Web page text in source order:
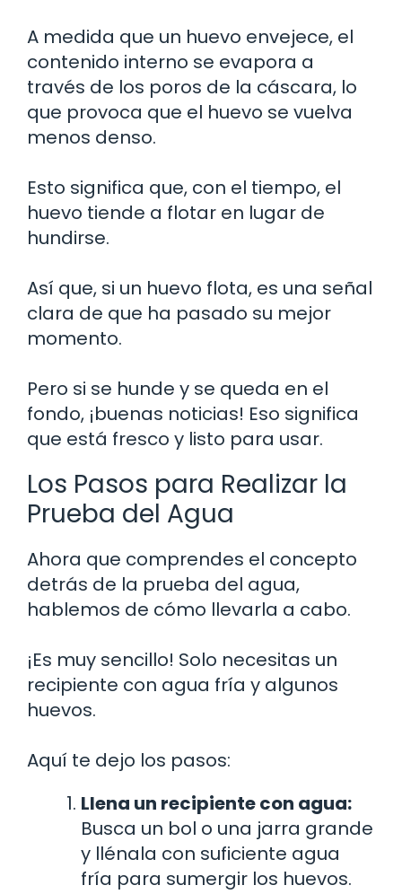
A medida que un huevo envejece, el
contenido interno se evapora a
través de los poros de la cáscara, lo
que provoca que el huevo se vuelva
menos denso.
Esto significa que, con el tiempo, el
huevo tiende a flotar en lugar de
hundirse.
Así que, si un huevo flota, es una señal
clara de que ha pasado su mejor
momento.
Pero si se hunde y se queda en el
fondo, ¡buenas noticias! Eso significa
que está fresco y listo para usar.
Los Pasos para Realizar la
Prueba del Agua
Ahora que comprendes el concepto
detrás de la prueba del agua,
hablemos de cómo llevarla a cabo.
¡Es muy sencillo! Solo necesitas un
recipiente con agua fría y algunos
huevos.
Aquí te dejo los pasos:
Llena un recipiente con agua:
Busca un bol o una jarra grande
y llénala con suficiente agua
fría para sumergir los huevos.